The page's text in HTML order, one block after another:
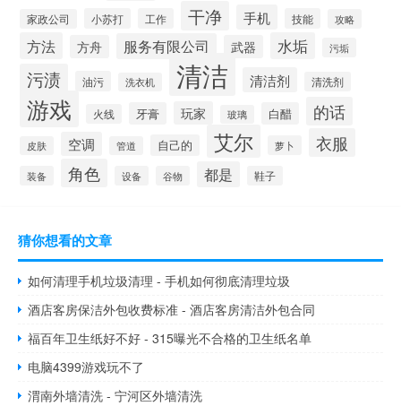
家政公司 小苏打 工作 干净 手机 技能 攻略
方法 方舟 服务有限公司 武器 水垢 污垢
污渍 油污 洗衣机 清洁 清洁剂 清洗剂
游戏 火线 牙膏 玩家 玻璃 白醋 的话
皮肤 空调 管道 自己的 艾尔 萝卜 衣服
装备 角色 设备 谷物 都是 鞋子
猜你想看的文章
如何清理手机垃圾清理 - 手机如何彻底清理垃圾
酒店客房保洁外包收费标准 - 酒店客房清洁外包合同
福百年卫生纸好不好 - 315曝光不合格的卫生纸名单
电脑4399游戏玩不了
渭南外墙清洗 - 宁河区外墙清洗